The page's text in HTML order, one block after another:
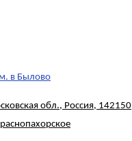
в Былово
обл., Россия, 142150